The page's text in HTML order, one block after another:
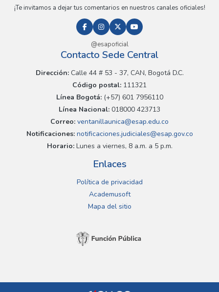
¡Te invitamos a dejar tus comentarios en nuestros canales oficiales!
@esapoficial
Contacto Sede Central
Dirección:Calle 44 # 53 - 37, CAN, Bogotá D.C.
Código postal: 111321
Línea Bogotá:(+57) 601 7956110
Línea Nacional: 018000 423713
Correo: ventanillaunica@esap.edu.co
Notificaciones:notificaciones.judiciales@esap.gov.co
Horario:Lunes a viernes, 8 a.m. a 5 p.m.
Enlaces
Política de privacidad
Academusoft
Mapa del sitio